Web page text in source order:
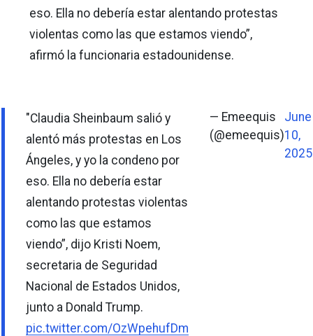
eso. Ella no debería estar alentando protestas
violentas como las que estamos viendo”,
afirmó la funcionaria estadounidense.
"Claudia Sheinbaum salió y
alentó más protestas en Los
Ángeles, y yo la condeno por
eso. Ella no debería estar
alentando protestas violentas
como las que estamos
viendo”, dijo Kristi Noem,
secretaria de Seguridad
Nacional de Estados Unidos,
junto a Donald Trump.
pic.twitter.com/OzWpehufDm
— Emeequis
(@emeequis)
June
10,
2025